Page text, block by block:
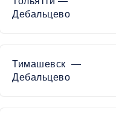
Дебальцево
Тимашевск —
Дебальцево